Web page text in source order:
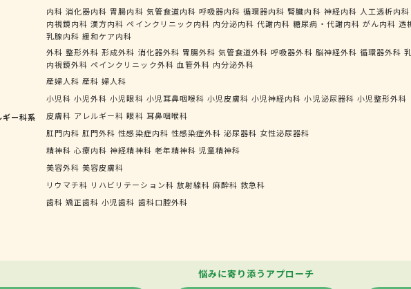
内科 消化器内科 胃腸内科 気管食道内科 呼吸器内科 循環器内科 腎臓内科 神経内科 人工透析内科
内視鏡内科 漢方内科 ペインクリニック内科 内分泌内科 代謝内科 糖尿病・代謝内科 がん内科 透
乳腺内科 緩和ケア内科
外科 整形外科 形成外科 消化器外科 胃腸外科 気管食道外科 呼吸器外科 脳神経外科 循環器外科
内視鏡外科 ペインクリニック外科 血管外科 内分泌外科
産婦人科 産科 婦人科
小児科 小児外科 小児眼科 小児耳鼻咽喉科 小児皮膚科 小児神経内科 小児泌尿器科 小児整形外科
ー科系
皮膚科 アレルギー科 眼科 耳鼻咽喉科
肛門内科 肛門外科 性感染症内科 性感染症外科 泌尿器科 女性泌尿器科
精神科 心療内科 神経精神科 老年精神科 児童精神科
美容外科 美容皮膚科
リウマチ科 リハビリテーション科 放射線科 麻酔科 救急科
歯科 矯正歯科 小児歯科 歯科口腔外科
悩みに寄り添うアプローチ